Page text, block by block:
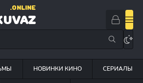
.ONLINE
НОВИНКИ КИНО СЕРИАЛЫ